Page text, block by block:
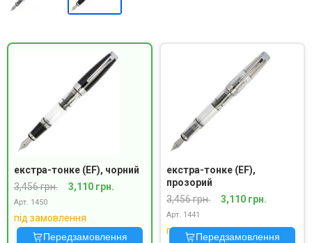
екстра-тонке (EF), чорний
3,456 грн.
3,110 грн.
Арт. 1450
під замовлення
Передзамовлення
екстра-тонке (EF),
прозорий
3,456 грн.
3,110 грн.
Арт. 1441
під замовлення
Передзамовлення